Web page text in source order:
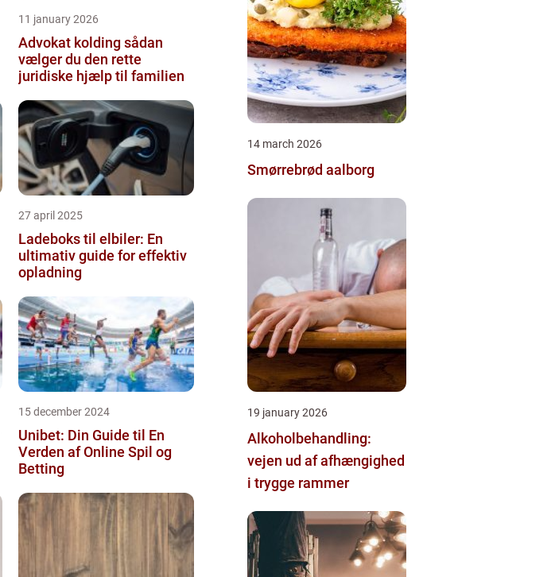
11 january 2026
Advokat kolding sådan
vælger du den rette
juridiske hjælp til familien
27 april 2025
Ladeboks til elbiler: En
ultimativ guide for effektiv
opladning
15 december 2024
Unibet: Din Guide til En
Verden af Online Spil og
Betting
14 march 2026
Smørrebrød aalborg
19 january 2026
Alkoholbehandling:
vejen ud af afhængighed
i trygge rammer